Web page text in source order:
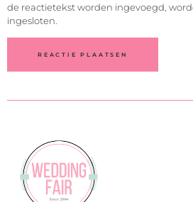
de reactietekst worden ingevoegd,
ingesloten.